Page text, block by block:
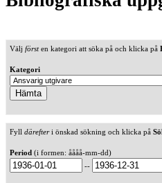
Välj försten kategori att söka på och klicka på
Kategori
Fyll därefteri önskad sökning och klicka på
Period (i formen: åååå-mm-dd)
--